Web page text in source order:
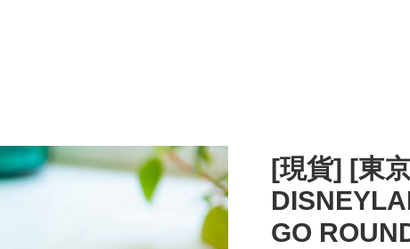
[現貨] [東
GO